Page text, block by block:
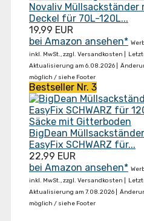
Novaliv Müllsackständer
Deckel für 70L-120L...
19,99 EUR
bei Amazon ansehen*
inkl. MwSt., zzgl. Versandkosten |
Aktualisierung am 6.08.2026 |
möglich / siehe Footer
Bestseller Nr. 3
BigDean Müllsackständer
EasyFix SCHWARZ für...
22,99 EUR
bei Amazon ansehen*
inkl. MwSt., zzgl. Versandkosten |
Aktualisierung am 7.08.2026 |
möglich / siehe Footer